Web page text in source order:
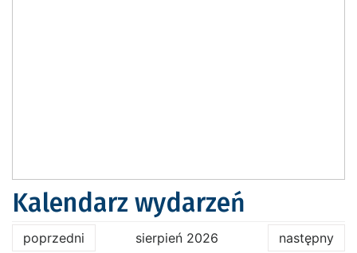
Kalendarz wydarzeń
poprzedni sierpień 2026 następny